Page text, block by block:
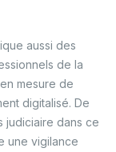
aussi des
de la
mesure de
digitalisé. De
judiciaire dans ce
une vigilance